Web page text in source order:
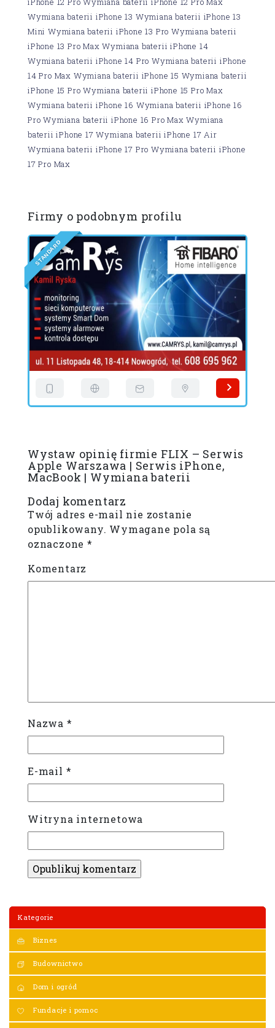
Kategorie
Biznes
Budownictwo
Dom i ogród
Fundacje i pomoc
Wymiana baterii iPhone 13 Wymiana baterii iPhone 13
Mini Wymiana baterii iPhone 13 Pro Wymiana baterii
iPhone 13 Pro Max Wymiana baterii iPhone 14
Wymiana baterii iPhone 14 Pro Wymiana baterii iPhone
14 Pro Max Wymiana baterii iPhone 15 Wymiana baterii
iPhone 15 Pro Wymiana baterii iPhone 15 Pro Max
Wymiana baterii iPhone 16 Wymiana baterii iPhone 16
Pro Wymiana baterii iPhone 16 Pro Max Wymiana
baterii iPhone 17 Wymiana baterii iPhone 17 Air
Wymiana baterii iPhone 17 Pro Wymiana baterii iPhone
17 Pro Max
Firmy o podobnym profilu
STANDAR
D
Wystaw opinię firmie FLIX – Serwis
Apple Warszawa | Serwis iPhone,
MacBook | Wymiana baterii
Dodaj komentarz
Twój adres e-mail nie zostanie
opublikowany. Wymagane pola są
oznaczone*
Komentarz
Nazwa *
E-mail *
Witryna internetowa